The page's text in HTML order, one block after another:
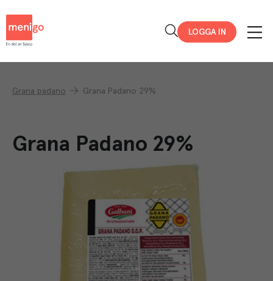
LOGGA IN
Grana padano Grana Padano 29%
Grana Padano 29%